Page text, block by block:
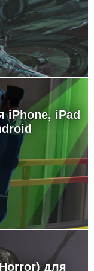
iPhone, iPad
для